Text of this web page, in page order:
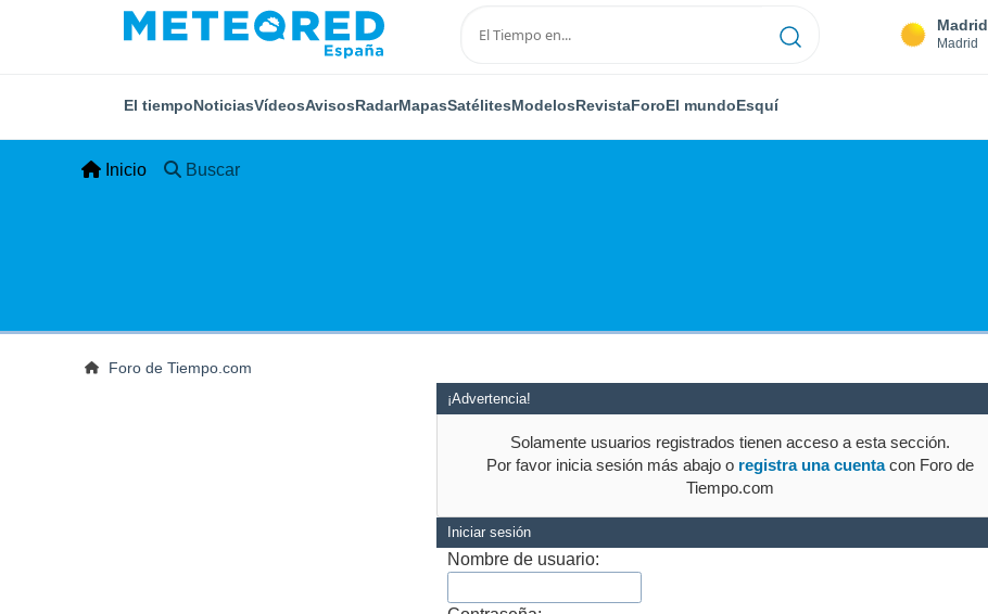
Madrid
Madrid
El tiempoNoticiasVídeosAvisosRadarMapasSatélitesModelosRevistaForoEl mundoEsquí
Inicio Buscar
Foro de Tiempo.com
¡Advertencia!
Solamente usuarios registrados tienen acceso a esta sección.
Por favor inicia sesión más abajo o registra una cuentacon Foro de
Tiempo.com
Iniciar sesión
Nombre de usuario: